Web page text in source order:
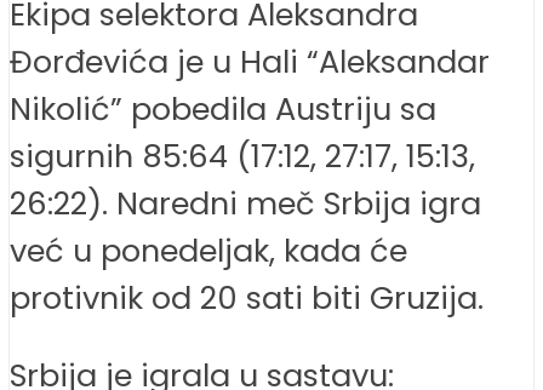
Ekipa selektora Aleksandra
Đorđevića je u Hali “Aleksandar
Nikolić” pobedila Austriju sa
sigurnih 85:64 (17:12, 27:17, 15:13,
26:22). Naredni meč Srbija igra
već u ponedeljak, kada će
protivnik od 20 sati biti Gruzija.
Srbija je igrala u sastavu: